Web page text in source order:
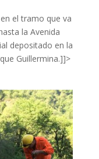
el tramo que va
la Avenida
depositado en la
Guillermina.]]>